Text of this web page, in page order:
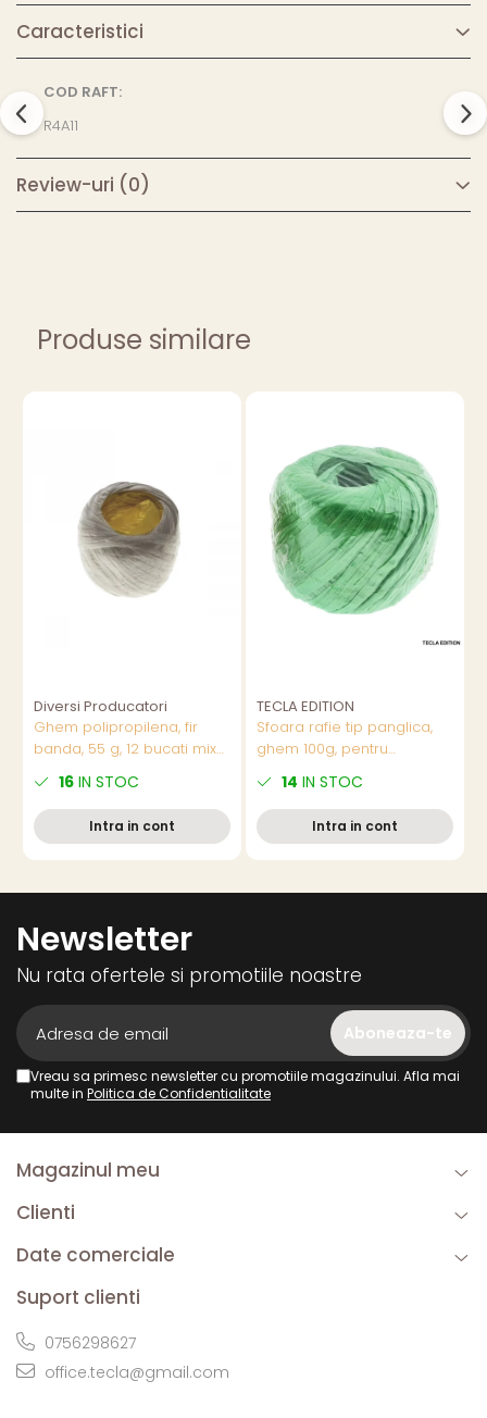
Caracteristici
COD RAFT:
R4A11
Review-uri (0)
Produse similare
Diversi Producatori
Ghem polipropilena, fir
banda, 55 g, 12 bucati mix
culori/set,pret/buc
16 IN STOC
Intra in cont
TECLA EDITION
Sfoara rafie tip panglica,
ghem 100g, pentru
utilizare buchete si cadouri,
latime 3-5mm, diverse
culori
14 IN STOC
Intra in cont
Newsletter
Nu rata ofertele si promotiile noastre
Vreau sa primesc newsletter cu promotiile magazinului. Afla mai
multe in Politica de Confidentialitate
Magazinul meu
Clienti
Date comerciale
Suport clienti
0756298627
office.tecla@gmail.com